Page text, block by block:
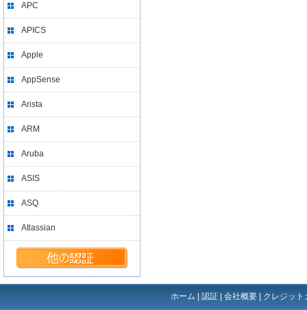
APC
APICS
Apple
AppSense
Arista
ARM
Aruba
ASIS
ASQ
Atlassian
ホーム 認証 会社概要 クレジッ